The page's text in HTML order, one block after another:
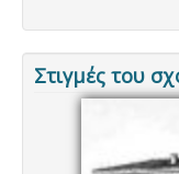
Στιγμές του